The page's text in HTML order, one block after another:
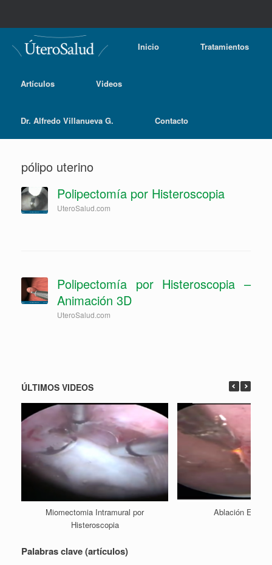
Inicio Tratamientos
Artículos Videos
Dr. Alfredo Villanueva G. Contacto
pólipo uterino
Polipectomía por Histeroscopia
UteroSalud.com
Polipectomía por Histeroscopia –
Animación 3D
UteroSalud.com
ÚLTIMOS VIDEOS
Miomectomia Intramural por
Histeroscopia
Ablación
Palabras clave (artículos)